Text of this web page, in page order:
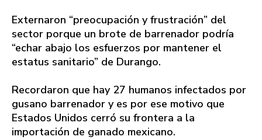
Externaron “preocupación y frustración” del
sector porque un brote de barrenador podría
“echar abajo los esfuerzos por mantener el
estatus sanitario” de Durango.
Recordaron que hay 27 humanos infectados por
gusano barrenador y es por ese motivo que
Estados Unidos cerró su frontera a la
importación de ganado mexicano.